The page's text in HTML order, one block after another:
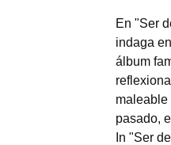
En "Ser
indaga
álbum
maleable
pasado,
In "Ser